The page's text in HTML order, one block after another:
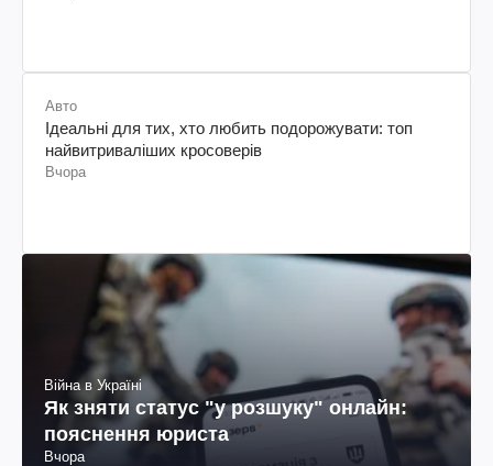
Авто
Ідеальні для тих, хто любить подорожувати: топ
найвитриваліших кросоверів
Вчора
Війна в Україні
Як зняти статус "у розшуку" онлайн:
пояснення юриста
Вчора